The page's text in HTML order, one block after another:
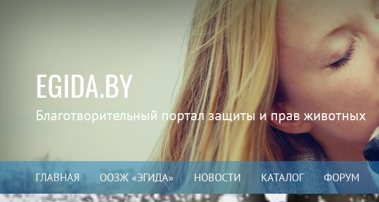
EGIDA.BY
Благотворительный портал защиты и прав животных
ГЛАВНАЯ ООЗЖ «ЭГИДА» НОВОСТИ КАТАЛОГ ФОРУМ